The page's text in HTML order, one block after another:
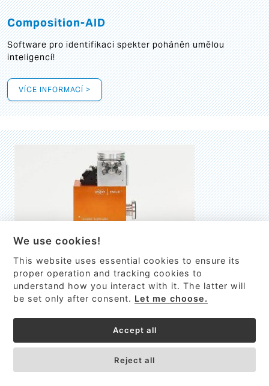
Composition-AID
Software pro identifikaci spekter poháněn umělou
inteligencí!
VÍCE INFORMACÍ >
EMILIE
První nano-elektro-mechanický (NEMS) FTIR analyzátor
We use cookies!
This website uses essential cookies to ensure its
proper operation and tracking cookies to
understand how you interact with it. The latter will
be set only after consent. Let me choose.
Accept all
Reject all